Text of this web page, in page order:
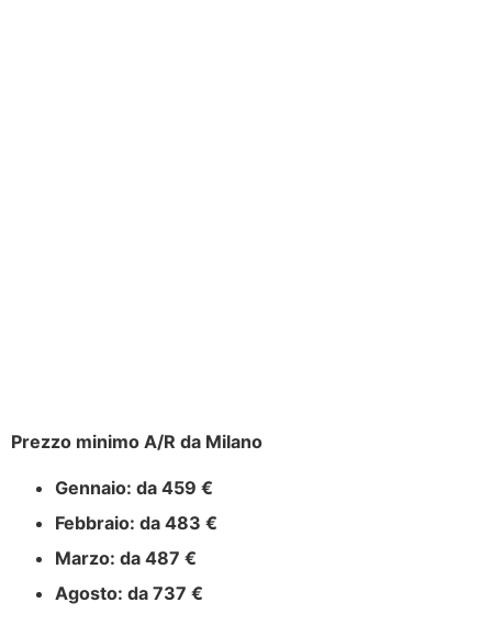
Prezzo minimo A/R da Milano
Gennaio: da 459 €
Febbraio: da 483 €
Marzo: da 487 €
Agosto: da 737 €